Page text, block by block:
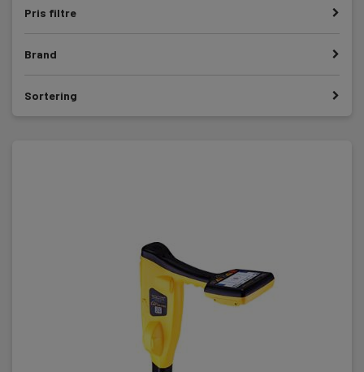
Pris filtre
Brand
Sortering